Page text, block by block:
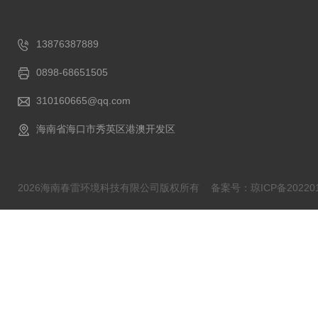
13876387889
0898-68651505
310160665@qq.com
海南省海口市秀英区港澳开发区
2026海南春雷环境科技有限公司版权所有 备案号：琼ICP备